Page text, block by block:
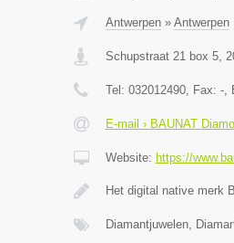
Antwerpen» Antwerpen|
Schupstraat 21 box 5,
Tel: 032012490, Fax: -,
E-mail › BAUNAT
Website: https://
Het digital native merk
Diamantjuwelen,